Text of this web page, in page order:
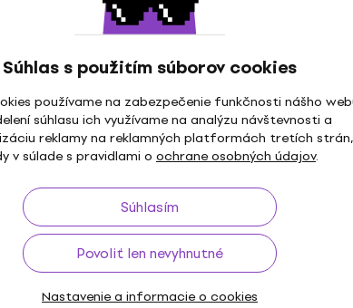
Súhlas s použitím súborov cookies
používame na zabezpečenie funkčnosti nášho
súhlasu ich využívame na analýzu návštevnosti a
reklamy na reklamných platformách tretích strán,
v súlade s pravidlami o ochrane osobných údajov.
Súhlasím
Povoliť len nevyhnutné
Nastavenie a informacie o cookies